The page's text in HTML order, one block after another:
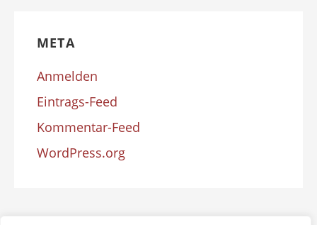
META
Anmelden
Eintrags-Feed
Kommentar-Feed
WordPress.org